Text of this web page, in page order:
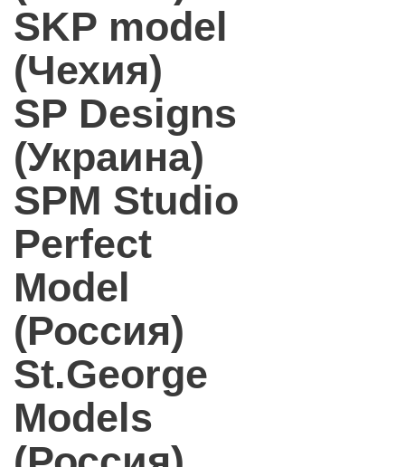
SKP model
(Чехия)
SP Designs
(Украина)
SPM Studio
Perfect
Model
(Россия)
St.George
Models